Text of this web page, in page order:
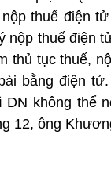
thuế điện
thuế điện
thủ tục thuế,
bằng điện
không thể
12, ông